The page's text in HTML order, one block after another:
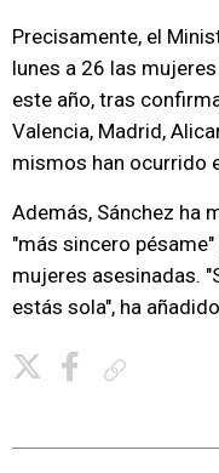
Precisamente, el
lunes a 26 las
este año, tras
Valencia, Madrid,
mismos han ocurrido
Además, Sánchez ha
"más sincero
mujeres asesinadas.
estás sola", ha